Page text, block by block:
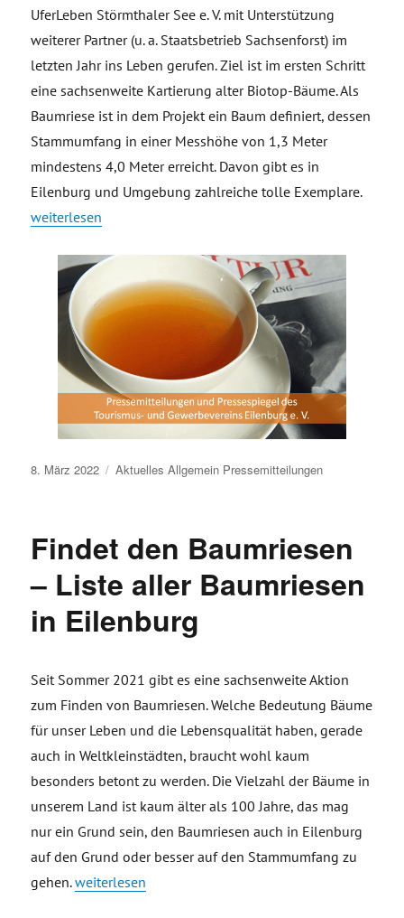
UferLeben Störmthaler See e. V. mit Unterstützung
weiterer Partner (u. a. Staatsbetrieb Sachsenforst) im
letzten Jahr ins Leben gerufen. Ziel ist im ersten Schritt
eine sachsenweite Kartierung alter Biotop-Bäume. Als
Baumriese ist in dem Projekt ein Baum definiert, dessen
Stammumfang in einer Messhöhe von 1,3 Meter
mindestens 4,0 Meter erreicht. Davon gibt es in
Eilenburg und Umgebung zahlreiche tolle Exemplare.
„Pressemitteilung – Aktion „Findet den Baumriesen“ in
weiterlesen
Veröffentlicht
8. März 2022 Aktuelles Allgemein Pressemitteilungen
Findet den Baumriesen
– Liste aller Baumriesen
in Eilenburg
Seit Sommer 2021 gibt es eine sachsenweite Aktion
zum Finden von Baumriesen. Welche Bedeutung Bäume
für unser Leben und die Lebensqualität haben, gerade
auch in Weltkleinstädten, braucht wohl kaum
besonders betont zu werden. Die Vielzahl der Bäume in
unserem Land ist kaum älter als 100 Jahre, das mag
nur ein Grund sein, den Baumriesen auch in Eilenburg
auf den Grund oder besser auf den Stammumfang zu
gehen.„Findet den Baumriesen – Liste aller Baumriesen in
weiterlesen